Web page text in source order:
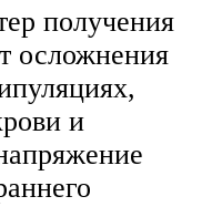
получения
осложнения
и